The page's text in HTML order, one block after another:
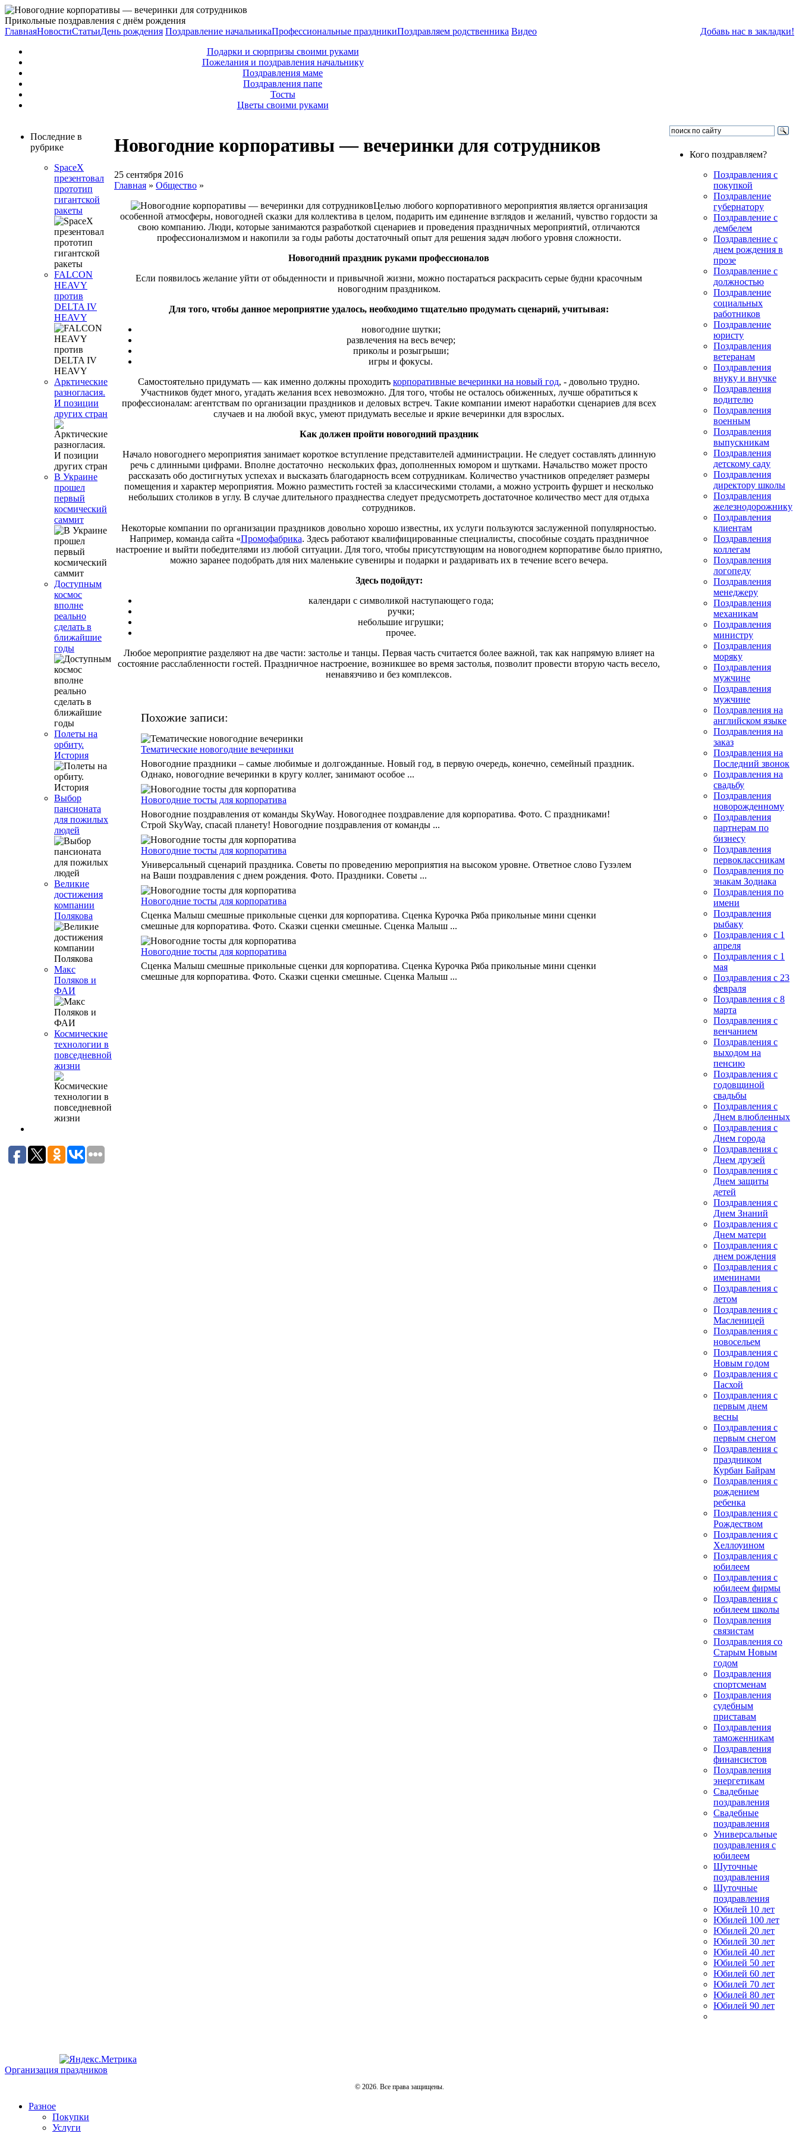
Прикольные поздравления с днём рождения
ГлавнаяНовостиСтатьиДень рождения Поздравление начальникаПрофессиональные праздникиПоздравляем родственника Видео
Подарки и сюрпризы своими руками
Пожелания и поздравления начальнику
Поздравления маме
Поздравления папе
Тосты
Цветы своими руками
Добавь нас в закладки!
Последние в
рубрике
SpaceX
презентовал
прототип
гигантской
ракеты
FALCON
HEAVY
против
DELTA IV
HEAVY
Арктические
разногласия.
И позиции
других стран
В Украине
прошел
первый
космический
саммит
Доступным
космос
вполне
реально
сделать в
ближайшие
годы
Полеты на
орбиту.
История
Выбор
пансионата
для пожилых
людей
Великие
достижения
компании
Полякова
Макс
Поляков и
ФАИ
Космические
технологии в
повседневной
жизни
Новогодние корпоративы — вечеринки для сотрудников
25 сентября 2016
Главная » Общество »
Целью любого корпоративного мероприятия является организация
особенной атмосферы, новогодней сказки для коллектива в целом, подарить им единение взглядов и желаний, чувство гордости за
свою компанию. Люди, которые занимаются разработкой сценариев и проведения праздничных мероприятий, отличаются
профессионализмом и накопили за годы работы достаточный опыт для решения задач любого уровня сложности.
Новогодний праздник руками профессионалов
Если появилось желание уйти от обыденности и привычной жизни, можно постараться раскрасить серые будни красочным
новогодним праздником.
Для того, чтобы данное мероприятие удалось, необходимо тщательно продумать сценарий, учитывая:
новогодние шутки;
развлечения на весь вечер;
приколы и розыгрыши;
игры и фокусы.
Самостоятельно придумать — как именно должны проходить корпоративные вечеринки на новый год, - довольно трудно.
Участников будет много, угадать желания всех невозможно. Для того, чтобы не осталось обиженных, лучше обратиться к
профессионалам: агентствам по организации праздников и деловых встреч. Такие компании имеют наработки сценариев для всех
случаев и на любой вкус, умеют придумать веселые и яркие вечеринки для взрослых.
Как должен пройти новогодний праздник
Начало новогоднего мероприятия занимает короткое вступление представителей администрации. Не следует составлять длинную
речь с длинными цифрами. Вполне достаточно нескольких фраз, дополненных юмором и шутками. Начальство может просто
рассказать обо достигнутых успехах и высказать благодарность всем сотрудникам. Количество участников определяет размеры
помещения и характер мероприятия. Можно разместить гостей за классическими столами, а можно устроить фуршет и несколько
небольших столиков в углу. В случае длительного празднества следует предусмотреть достаточное количество мест для отдыха
сотрудников.
Некоторые компании по организации праздников довольно хорошо известны, их услуги пользуются заслуженной популярностью.
Например, команда сайта «Промофабрика. Здесь работают квалифицированные специалисты, способные создать праздничное
настроение и выйти победителями из любой ситуации. Для того, чтобы присутствующим на новогоднем корпоративе было приятно,
можно заранее подобрать для них маленькие сувениры и подарки и раздаривать их в течение всего вечера.
Здесь подойдут:
календари с символикой наступающего года;
ручки;
небольшие игрушки;
прочее.
Любое мероприятие разделяют на две части: застолье и танцы. Первая часть считается более важной, так как напрямую влияет на
состояние расслабленности гостей. Праздничное настроение, возникшее во время застолья, позволит провести вторую часть весело,
ненавязчиво и без комплексов.
Похожие записи:
Тематические новогодние вечеринки
Новогодние праздники – самые любимые и долгожданные. Новый год, в первую очередь, конечно, семейный праздник.
Однако, новогодние вечеринки в кругу коллег, занимают особое ...
Новогодние тосты для корпоратива
Новогодние поздравления от команды SkyWay. Новогоднее поздравление для корпоратива. Фото. С праздниками!
Строй SkyWay, спасай планету! Новогодние поздравления от команды ...
Новогодние тосты для корпоратива
Универсальный сценарий праздника. Советы по проведению мероприятия на высоком уровне. Ответное слово Гузэлем
на Ваши поздравления с днем рождения. Фото. Праздники. Советы ...
Новогодние тосты для корпоратива
Сценка Малыш смешные прикольные сценки для корпоратива. Сценка Курочка Ряба прикольные мини сценки
смешные для корпоратива. Фото. Сказки сценки смешные. Сценка Малыш ...
Новогодние тосты для корпоратива
Сценка Малыш смешные прикольные сценки для корпоратива. Сценка Курочка Ряба прикольные мини сценки
смешные для корпоратива. Фото. Сказки сценки смешные. Сценка Малыш ...
Кого поздравляем?
Поздравления с
покупкой
Поздравление
губернатору
Поздравление с
дембелем
Поздравление с
днем рождения в
прозе
Поздравление с
должностью
Поздравление
социальных
работников
Поздравление
юристу
Поздравления
ветеранам
Поздравления
внуку и внучке
Поздравления
водителю
Поздравления
военным
Поздравления
выпускникам
Поздравления
детскому саду
Поздравления
директору школы
Поздравления
железнодорожнику
Поздравления
клиентам
Поздравления
коллегам
Поздравления
логопеду
Поздравления
менеджеру
Поздравления
механикам
Поздравления
министру
Поздравления
моряку
Поздравления
мужчине
Поздравления
мужчине
Поздравления на
английском языке
Поздравления на
заказ
Поздравления на
Последний звонок
Поздравления на
свадьбу
Поздравления
новорожденному
Поздравления
партнерам по
бизнесу
Поздравления
первоклассникам
Поздравления по
знакам Зодиака
Поздравления по
имени
Поздравления
рыбаку
Поздравления с 1
апреля
Поздравления с 1
мая
Поздравления с 23
февраля
Поздравления с 8
марта
Поздравления с
венчанием
Поздравления с
выходом на
пенсию
Поздравления с
годовщиной
свадьбы
Поздравления с
Днем влюбленных
Поздравления с
Днем города
Поздравления с
Днем друзей
Поздравления с
Днем защиты
детей
Поздравления с
Днем Знаний
Поздравления с
Днем матери
Поздравления с
днем рождения
Поздравления с
именинами
Поздравления с
летом
Поздравления с
Масленицей
Поздравления с
новосельем
Поздравления с
Новым годом
Поздравления с
Пасхой
Поздравления с
первым днем
весны
Поздравления с
первым снегом
Поздравления с
праздником
Курбан Байрам
Поздравления с
рождением
ребенка
Поздравления с
Рождеством
Поздравления с
Хеллоуином
Поздравления с
юбилеем
Поздравления с
юбилеем фирмы
Поздравления с
юбилеем школы
Поздравления
связистам
Поздравления со
Старым Новым
годом
Поздравления
спортсменам
Поздравления
судебным
приставам
Поздравления
таможенникам
Поздравления
финансистов
Поздравления
энергетикам
Свадебные
поздравления
Свадебные
поздравления
Универсальные
поздравления с
юбилеем
Шуточные
поздравления
Шуточные
поздравления
Юбилей 10 лет
Юбилей 100 лет
Юбилей 20 лет
Юбилей 30 лет
Юбилей 40 лет
Юбилей 50 лет
Юбилей 60 лет
Юбилей 70 лет
Юбилей 80 лет
Юбилей 90 лет
Организация праздников
© 2026. Все права защищены.
Разное
Покупки
Услуги